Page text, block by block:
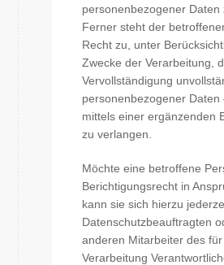
personenbezogener Daten
Ferner steht der
Recht zu, unter
Zwecke der Verarbeitung,
Vervollständigung
personenbezogener
mittels einer ergänzenden
zu verlangen.
Möchte eine betroffene
Berichtigungsrecht in
kann sie sich hierzu
Datenschutzbeauftragten
anderen Mitarbeiter des für
Verarbeitung